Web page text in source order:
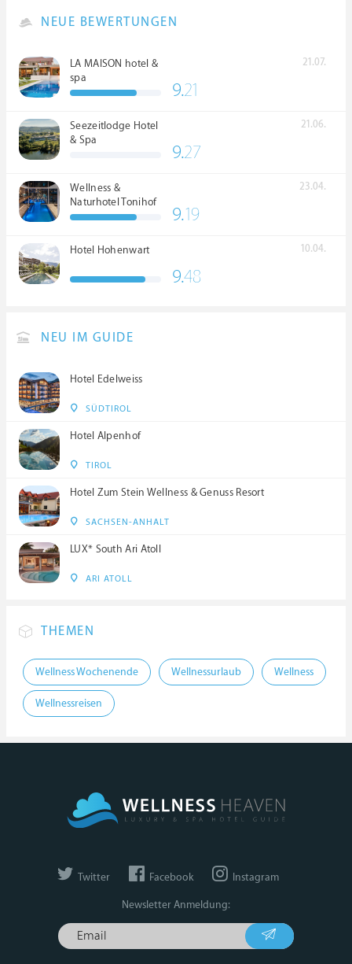
NEUE BEWERTUNGEN
LA MAISON hotel &
spa
21.07.
9.21
Seezeitlodge Hotel
& Spa
21.06.
9.27
Wellness &
Naturhotel Tonihof
****S
23.04.
9.19
Hotel Hohenwart 10.04.
9.48
NEU IM GUIDE
Hotel Edelweiss
SÜDTIROL
Hotel Alpenhof
TIROL
Hotel Zum Stein Wellness & Genuss Resort
SACHSEN-ANHALT
LUX* South Ari Atoll
ARI ATOLL
THEMEN
Wellness Wochenende Wellnessurlaub Wellness
Wellnessreisen
Twitter Facebook Instagram
Newsletter Anmeldung: